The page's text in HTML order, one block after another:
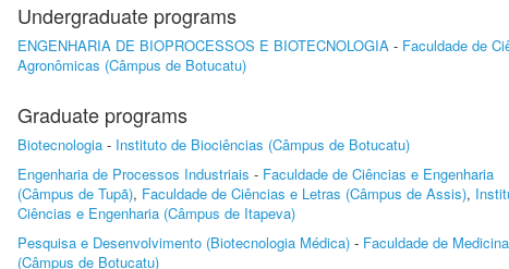
Undergraduate programs
ENGENHARIA DE BIOPROCESSOS E BIOTECNOLOGIA - Faculdade de
Agronômicas (Câmpus de Botucatu)
Graduate programs
Biotecnologia - Instituto de Biociências (Câmpus de Botucatu)
Engenharia de Processos Industriais - Faculdade de Ciências e Engenharia
(Câmpus de Tupã), Faculdade de Ciências e Letras (Câmpus de Assis),
Ciências e Engenharia (Câmpus de Itapeva)
Pesquisa e Desenvolvimento (Biotecnologia Médica) - Faculdade de Medicina
(Câmpus de Botucatu)